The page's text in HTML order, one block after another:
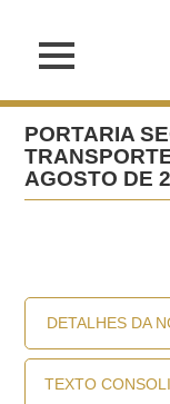
PORTARIA
AGOSTO DE
DETALHES DA
TEXTO